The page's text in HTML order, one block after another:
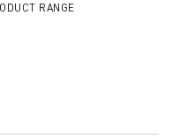
RANGE